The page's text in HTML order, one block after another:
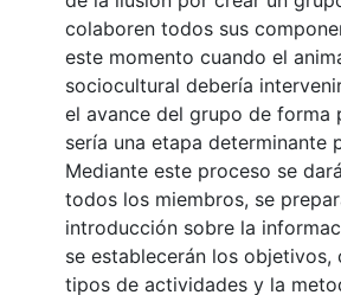
colaboren todos sus
este momento cuando el
sociocultural debería
el avance del grupo de forma
sería una etapa determinante
Mediante este proceso se
todos los miembros, se
introducción sobre la
se establecerán los objetivos,
tipos de actividades y la